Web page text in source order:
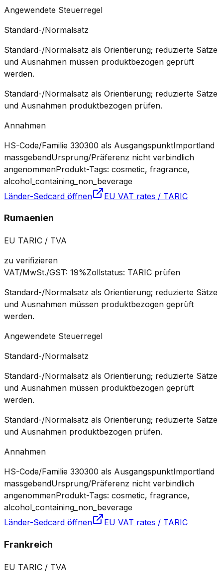
Angewendete Steuerregel
Standard-/Normalsatz
Standard-/Normalsatz als Orientierung; reduzierte Sätze
und Ausnahmen müssen produktbezogen geprüft
werden.
Standard-/Normalsatz als Orientierung; reduzierte Sätze
und Ausnahmen produktbezogen prüfen.
Annahmen
HS-Code/Familie 330300 als AusgangspunktImportland
massgebendUrsprung/Präferenz nicht verbindlich
angenommenProdukt-Tags: cosmetic, fragrance,
alcohol_containing_non_beverage
Länder-Sedcard öffnen
EU VAT rates / TARIC
Rumaenien
EU TARIC / TVA
zu verifizieren
VAT/MwSt./GST: 19%Zollstatus: TARIC prüfen
Standard-/Normalsatz als Orientierung; reduzierte Sätze
und Ausnahmen müssen produktbezogen geprüft
werden.
Angewendete Steuerregel
Standard-/Normalsatz
Standard-/Normalsatz als Orientierung; reduzierte Sätze
und Ausnahmen müssen produktbezogen geprüft
werden.
Standard-/Normalsatz als Orientierung; reduzierte Sätze
und Ausnahmen produktbezogen prüfen.
Annahmen
HS-Code/Familie 330300 als AusgangspunktImportland
massgebendUrsprung/Präferenz nicht verbindlich
angenommenProdukt-Tags: cosmetic, fragrance,
alcohol_containing_non_beverage
Länder-Sedcard öffnen
EU VAT rates / TARIC
Frankreich
EU TARIC / TVA